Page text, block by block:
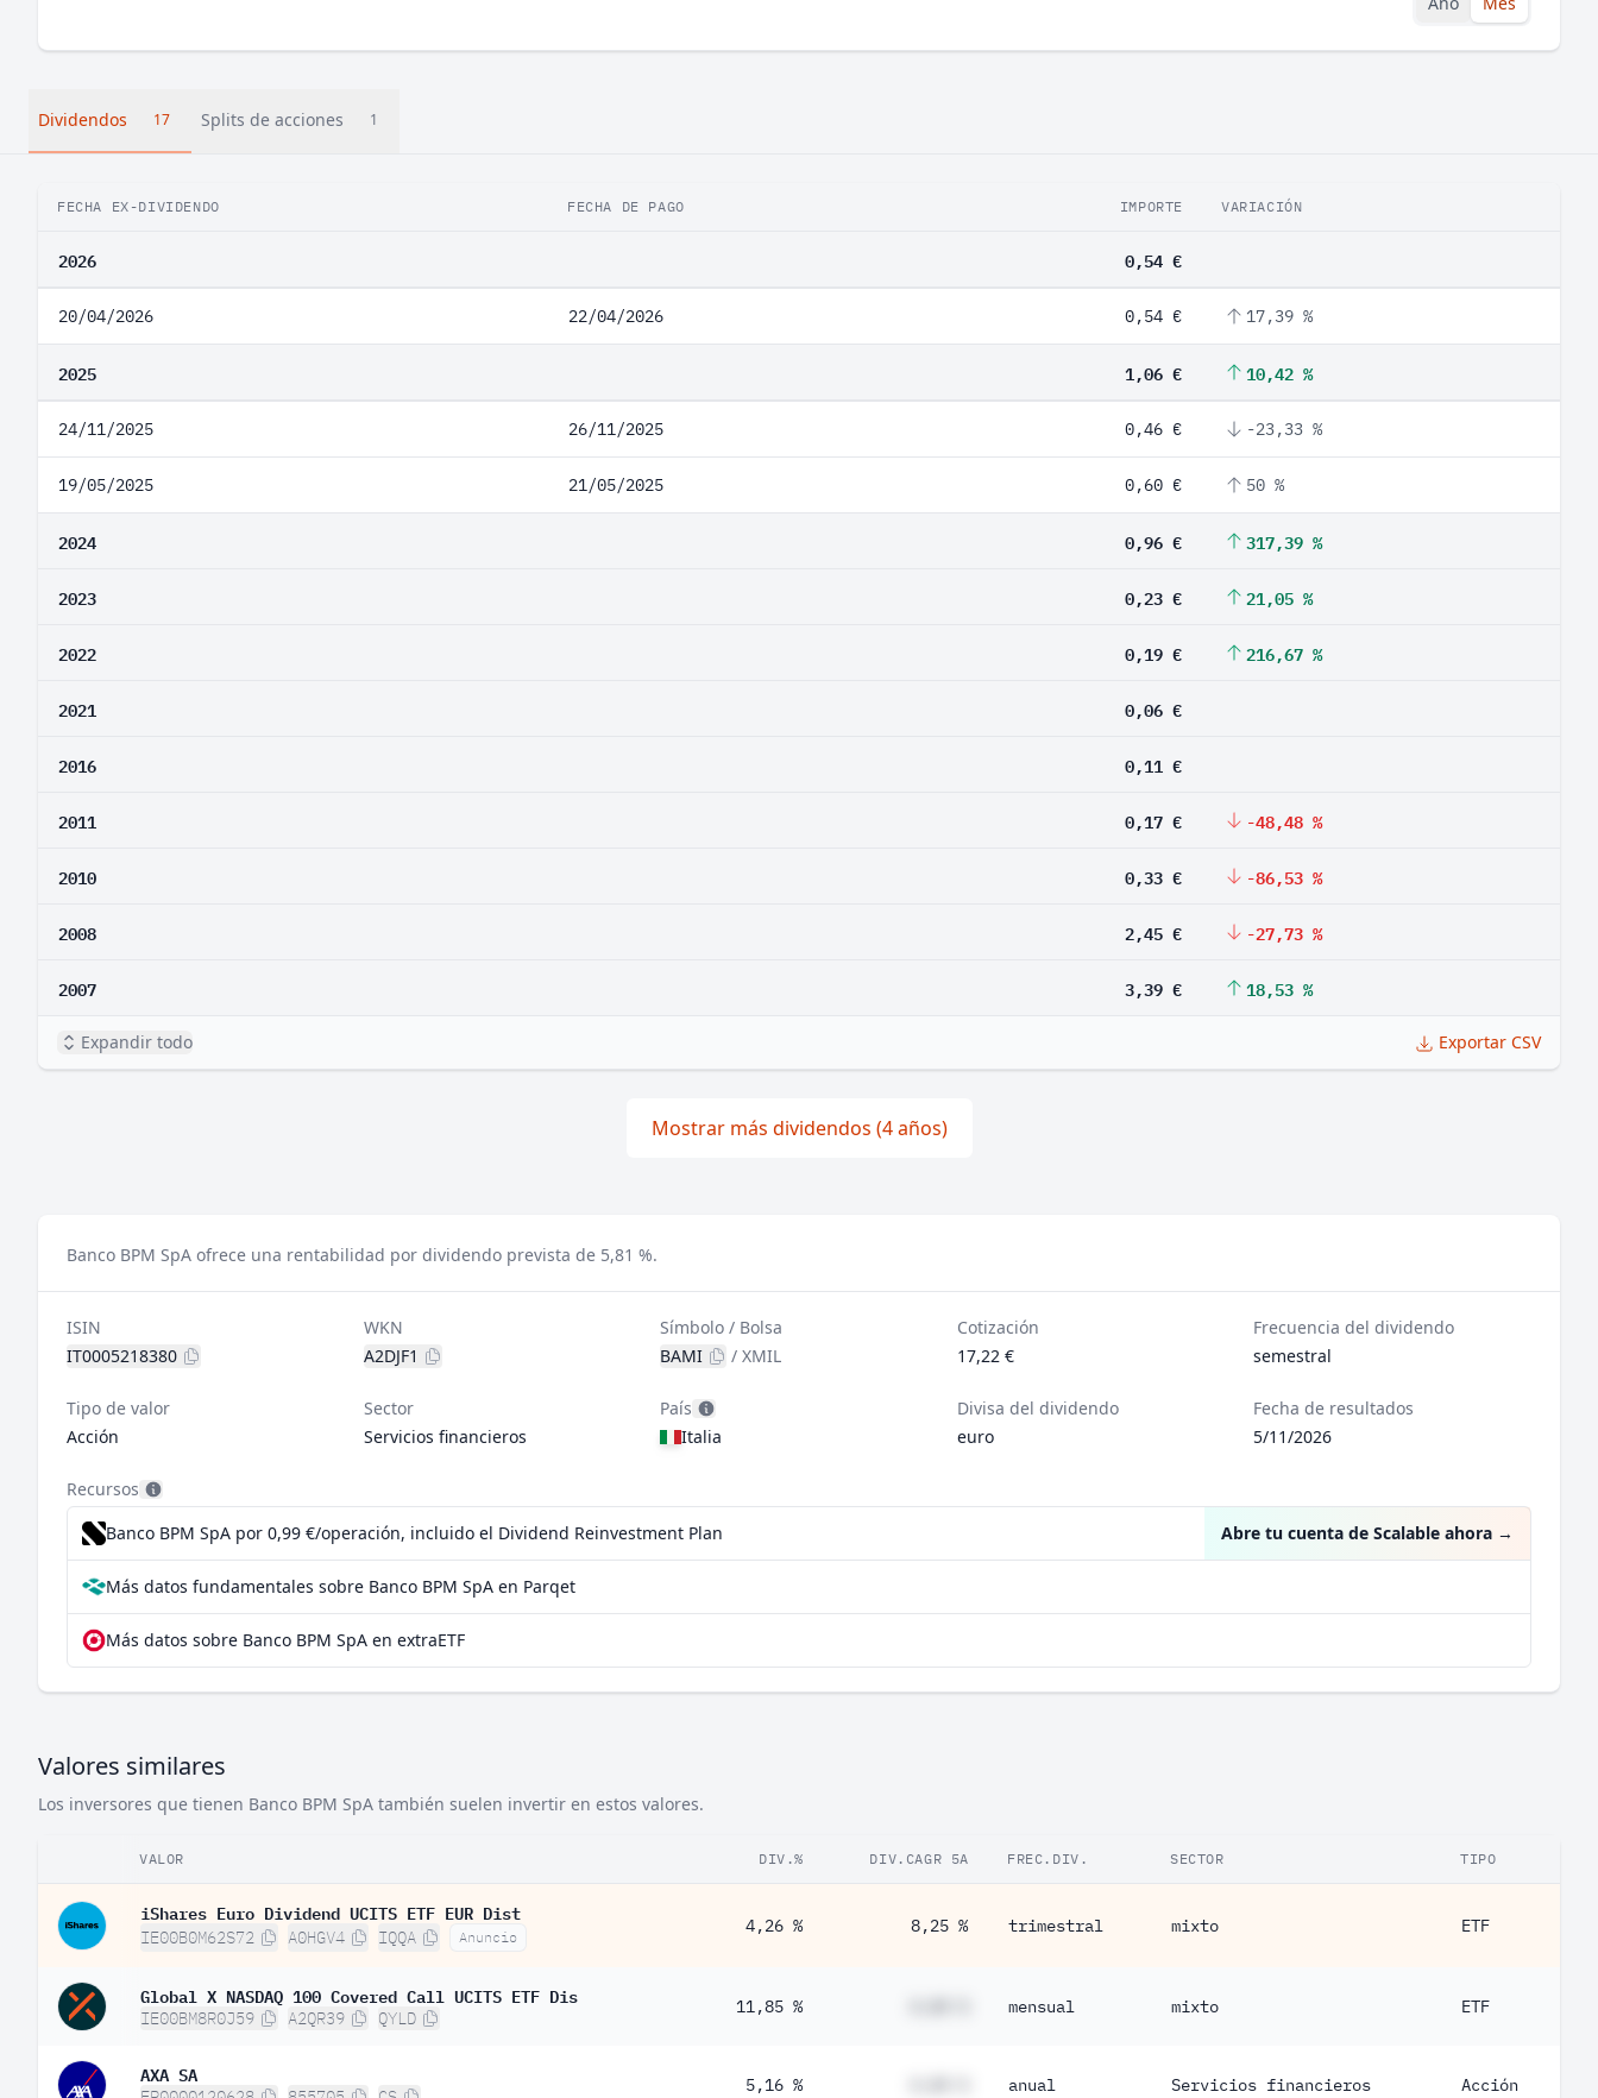
Dividendos 17 Splits de acciones 1
FECHA EX-DIVIDENDO FECHA DE PAGO IMPORTE VARIACIÓN
2026 0,54 €
20/04/2026 22/04/2026 0,54 € 17,39 %
2025 1,06 € 10,42 %
24/11/2025 26/11/2025 0,46 € -23,33 %
19/05/2025 21/05/2025 0,60 € 50 %
2024 0,96 € 317,39 %
2023 0,23 € 21,05 %
2022 0,19 € 216,67 %
2021 0,06 €
2016 0,11 €
2011 0,17 € -48,48 %
2010 0,33 € -86,53 %
2008 2,45 € -27,73 %
2007 3,39 € 18,53 %
Expandir todo Exportar CSV
Mostrar más dividendos (4 años)
Banco BPM SpA ofrece una rentabilidad por dividendo prevista de 5,81 %.
ISIN
IT0005218380
WKN
A2DJF1
Símbolo / Bolsa
BAMI
/XMIL
Cotización
17,22 €
Frecuencia del dividendo
semestral
Tipo de valor
Acción
Sector
Servicios financieros
País
Italia
Divisa del dividendo
euro
Fecha de resultados
5/11/2026
Recursos
Banco BPM SpA por 0,99 €/operación, incluido el Dividend Reinvestment Plan
Abre tu cuenta de Scalable ahora →
Más datos fundamentales sobre Banco BPM SpA en Parqet
Más datos sobre Banco BPM SpA en extraETF
Valores similares
Los inversores que tienen Banco BPM SpA también suelen invertir en estos valores.
VALOR DIV.% DIV.CAGR 5A FREC.DIV. SECTOR TIPO
iShares Euro Dividend UCITS ETF EUR Dist
IE00B0M62S72 A0HGV4 IQQA Anuncio
4,26 % 8,25 % trimestral mixto ETF
Global X NASDAQ 100 Covered Call UCITS ETF Dis
IE00BM8R0J59 A2QR39 QYLD
11,85 % mensual mixto ETF
AXA SA 5,16 % anual Servicios financieros Acción